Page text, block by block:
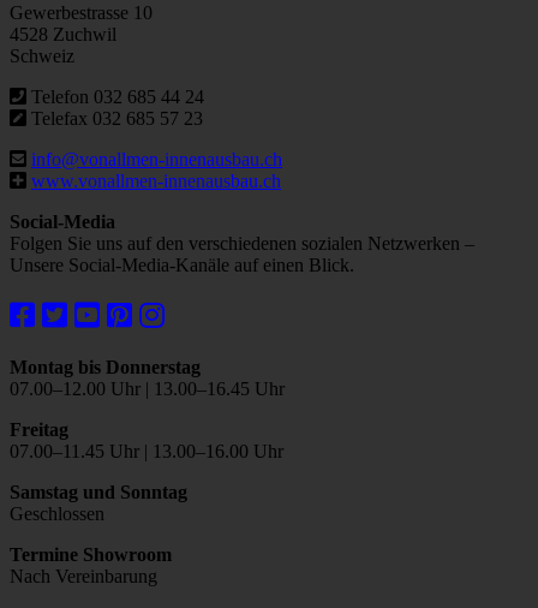
Gewerbestrasse 10
4528 Zuchwil
Schweiz
Telefon 032 685 44 24
Telefax 032 685 57 23
info@vonallmen-innenausbau.ch
www.vonallmen-innenausbau.ch
Social-Media
Folgen Sie uns auf den verschiedenen sozialen Netzwerken –
Unsere Social-Media-Kanäle auf einen Blick.
Montag bis Donnerstag
07.00–12.00 Uhr | 13.00–16.45 Uhr
Freitag
07.00–11.45 Uhr | 13.00–16.00 Uhr
Samstag und Sonntag
Geschlossen
Termine Showroom
Nach Vereinbarung